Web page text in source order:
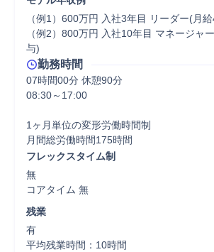
（例1）600万円 入社3年目 リーダー(月
（例2）800万円 入社10年目 マネージャ
与)
勤務時間
07時間00分 休憩90分
08:30～17:00
1ヶ月単位の変形労働時間制
フレックスタイム制
無
コアタイム 無
残業
有
平均残業時間：10時間